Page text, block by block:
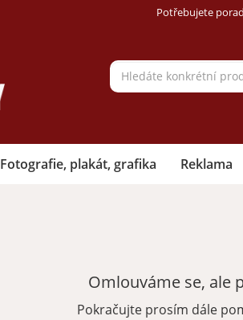
Potřebujete
Fotografie, plakát, grafika Reklama
Omlouváme se, ale
Pokračujte prosím dále